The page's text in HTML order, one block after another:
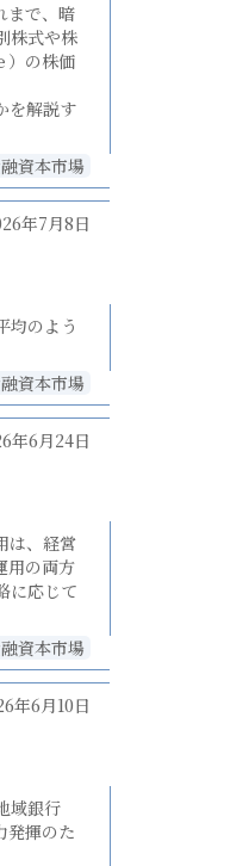
まで、暗
株式や株
）の株価
を解説す
資本市場
年7月8日
均のよう
資本市場
年6月24日
は、経営
用の両方
に応じて
資本市場
年6月10日
域銀行
発揮のた